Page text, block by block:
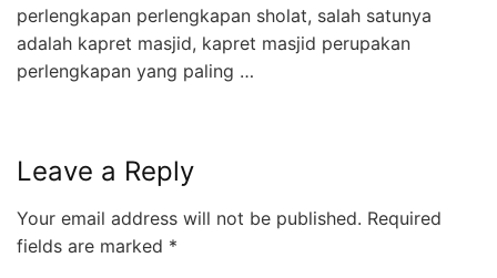
perlengkapan perlengkapan sholat, salah satunya
adalah kapret masjid, kapret masjid perupakan
perlengkapan yang paling …
Leave a Reply
Your email address will not be published. Required
fields are marked *